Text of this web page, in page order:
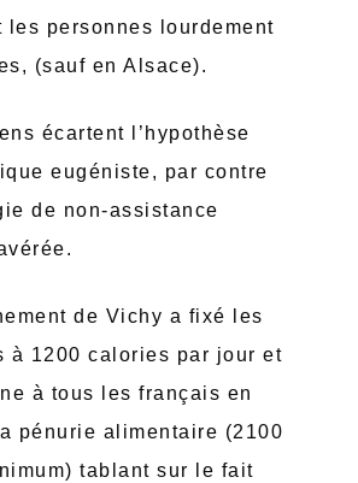
les personnes lourdement
(sauf en Alsace).
écartent l’hypothèse
eugéniste, par contre
de non-assistance
de Vichy a fixé les
à 1200 calories par jour et
à tous les français en
pénurie alimentaire (2100
tablant sur le fait